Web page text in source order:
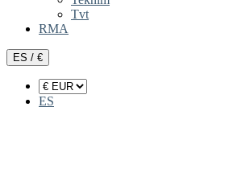
Tvt
RMA
ES / €
ES